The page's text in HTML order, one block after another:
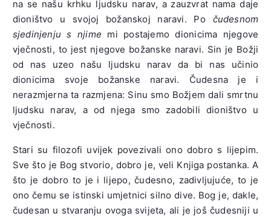
na se našu krhku ljudsku narav, a zauzvrat nama daje
dioništvo u svojoj božanskoj naravi. Po čudesnom
sjedinjenju s njime mi postajemo dionicima njegove
vječnosti, to jest njegove božanske naravi. Sin je Božji
od nas uzeo našu ljudsku narav da bi nas učinio
dionicima svoje božanske naravi. Čudesna je i
nerazmjerna ta razmjena: Sinu smo Božjem dali smrtnu
ljudsku narav, a od njega smo zadobili dioništvo u
vječnosti.
Stari su filozofi uvijek povezivali ono dobro s lijepim.
Sve što je Bog stvorio, dobro je, veli Knjiga postanka. A
što je dobro to je i lijepo, čudesno, zadivljujuće, to je
ono čemu se istinski umjetnici silno dive. Bog je, dakle,
čudesan u stvaranju ovoga svijeta, ali je još čudesniji u